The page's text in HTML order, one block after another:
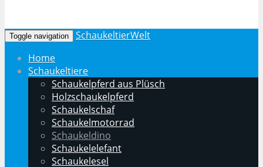
Toggle navigation
SchaukeltierWelt
Home
Schaukeltiere
Schaukelpferd aus Plüsch
Holzschaukelpferd
Schaukelschaf
Schaukelmotorrad
Schaukeldino
Schaukelelefant
Schaukelesel